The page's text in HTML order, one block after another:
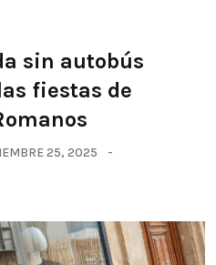
sin autobús
fiestas de
25, 2025